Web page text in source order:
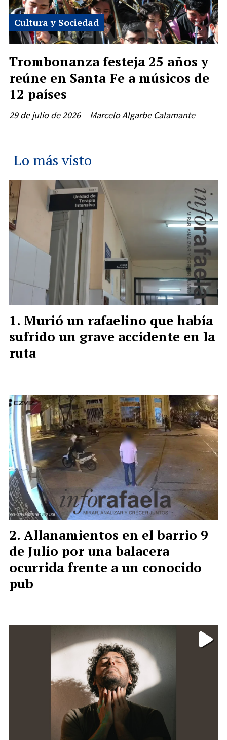
Trombonanza festeja 25 años y
reúne en Santa Fe a músicos de
12 países
Marcelo Algarbe Calamante
Cultura y Sociedad
29 de julio de 2026
Lo más visto
Murió un rafaelino que había
sufrido un grave accidente en la
ruta
Allanamientos en el barrio 9
de Julio por una balacera
ocurrida frente a un conocido
pub